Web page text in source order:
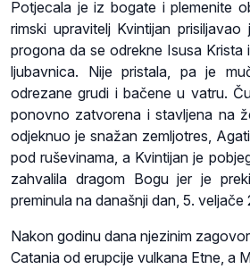
Potjecala je iz bogate i plemenite
rimski upravitelj Kvintijan
progona da se odrekne Isusa Krista
ljubavnica. Nije pristala, pa je
odrezane grudi i bačene u vatru.
ponovno zatvorena i stavljena na
odjeknuo je snažan zemljotres,
pod ruševinama, a Kvintijan je
zahvalila dragom Bogu jer je
preminula na današnji dan, 5. veljače
Nakon godinu dana njezinim
Catania od erupcije vulkana Etne, a